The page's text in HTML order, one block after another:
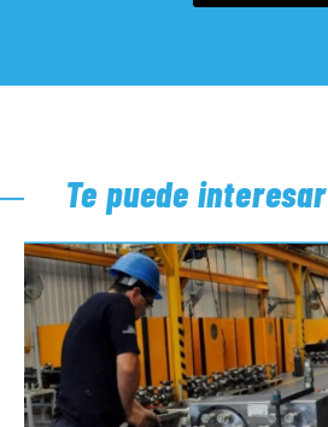
Te puede interesar